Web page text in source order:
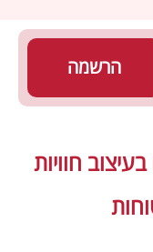
הרשמה
חוויות